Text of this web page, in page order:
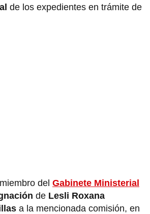
de los expedientes en trámite de
del Gabinete Ministerial
de Lesli Roxana
a la mencionada comisión, en